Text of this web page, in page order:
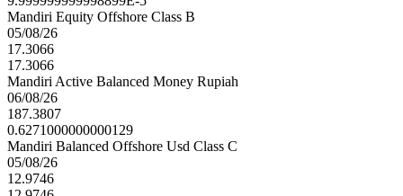
Mandiri Equity Offshore Class B
05/08/26
17.3066
17.3066
Mandiri Active Balanced Money Rupiah
06/08/26
187.3807
0.6271000000000129
Mandiri Balanced Offshore Usd Class C
05/08/26
12.9746